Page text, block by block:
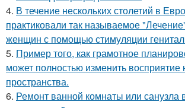
4. В течение нескольких столетий в
практиковали так называемое
женщин с помощью стимуляции
5. Пример того, как грамотное
может полностью изменить восприятие
пространства.
6. Ремонт ванной комнаты или санузла